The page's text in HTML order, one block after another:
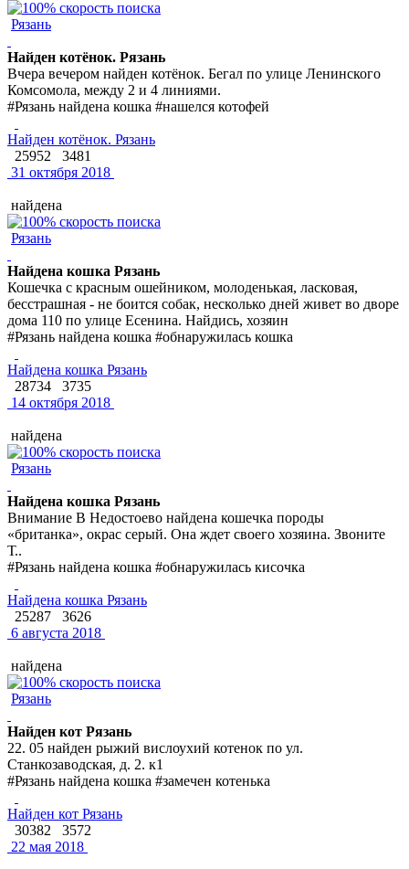
Рязань
Найден котёнок. Рязань
Вчера вечером найден котёнок. Бегал по улице Ленинского
Комсомола, между 2 и 4 линиями.
#Рязань найдена кошка #нашелся котофей
Найден котёнок. Рязань
25952
3481
31 октября 2018
найдена
Рязань
Найдена кошка Рязань
Кошечка с красным ошейником, молоденькая, ласковая,
бесстрашная - не боится собак, несколько дней живет во дворе
дома 110 по улице Есенина. Найдись, хозяин
#Рязань найдена кошка #обнаружилась кошка
Найдена кошка Рязань
28734
3735
14 октября 2018
найдена
Рязань
Найдена кошка Рязань
Внимание В Недостоево найдена кошечка породы
«британка», окрас серый. Она ждет своего хозяина. Звоните
Т..
#Рязань найдена кошка #обнаружилась кисочка
Найдена кошка Рязань
25287
3626
6 августа 2018
найдена
Рязань
Найден кот Рязань
22. 05 найден рыжий вислоухий котенок по ул.
Станкозаводская, д. 2. к1
#Рязань найдена кошка #замечен котенька
Найден кот Рязань
30382
3572
22 мая 2018